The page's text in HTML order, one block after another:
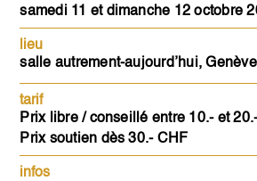
samedi 11 et dimanche 12 octobre
lieu
salle autrement-aujourd’hui, Genève
tarif
Prix libre / conseillé entre 10.- et
Prix soutien dès 30.- CHF
infos